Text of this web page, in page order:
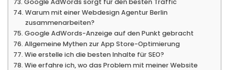
Warum mit einer Webdesign Agentur Berlin
zusammenarbeiten?
Google AdWords-Anzeige auf den Punkt gebracht
Allgemeine Mythen zur App Store-Optimierung
Wie erstelle ich die besten Inhalte für SEO?
Wie erfahre ich, wo das Problem mit meiner Website